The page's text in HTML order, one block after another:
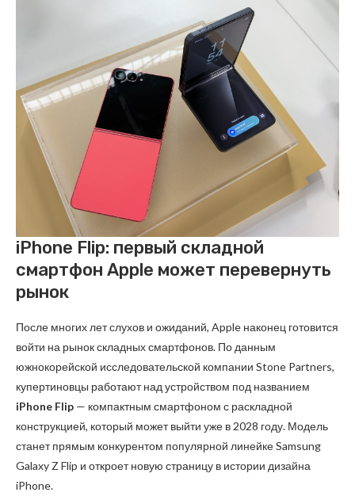
iPhone Flip: первый складной
смартфон Apple может перевернуть
рынок
После многих лет слухов и ожиданий, Apple наконец готовится
войти на рынок складных смартфонов. По данным
южнокорейской исследовательской компании Stone Partners,
купертиновцы работают над устройством под названием
iPhone Flip — компактным смартфоном с раскладной
конструкцией, который может выйти уже в 2028 году. Модель
станет прямым конкурентом популярной линейке Samsung
Galaxy Z Flip и откроет новую страницу в истории дизайна
iPhone.